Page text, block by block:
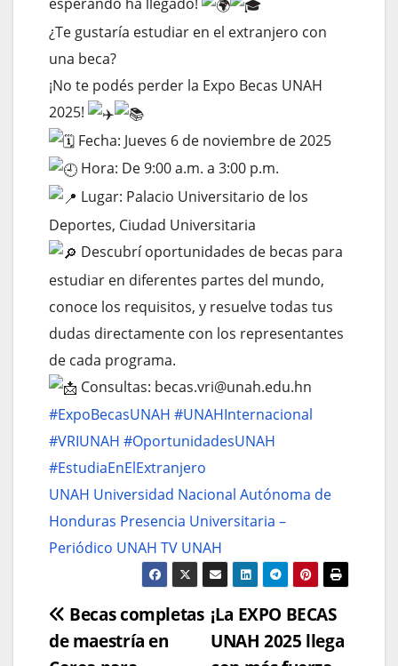
¿Te gustaría estudiar en el extranjero con
una beca?
¡No te podés perder la Expo Becas UNAH
2025!
Fecha: Jueves 6 de noviembre de 2025
Hora: De 9:00 a.m. a 3:00 p.m.
Lugar: Palacio Universitario de los
Deportes, Ciudad Universitaria
Descubrí oportunidades de becas para
estudiar en diferentes partes del mundo,
conoce los requisitos, y resuelve todas tus
dudas directamente con los representantes
de cada programa.
Consultas: becas.vri@unah.edu.hn
#ExpoBecasUNAH #UNAHInternacional
#VRIUNAH #OportunidadesUNAH
#EstudiaEnElExtranjero
UNAH Universidad Nacional Autónoma de
Honduras Presencia Universitaria –
Periódico UNAH TV UNAH
Navegación
de
¡La EXPO BECAS
UNAH 2025 llega
Becas completas
de maestría en